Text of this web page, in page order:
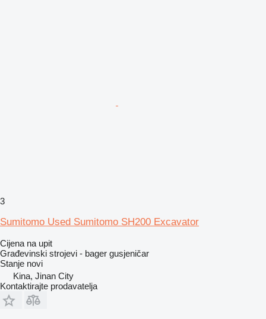
3
Sumitomo Used Sumitomo SH200 Excavator
Cijena na upit
Građevinski strojevi - bager gusjeničar
Stanje novi
Kina, Jinan City
Kontaktirajte prodavatelja